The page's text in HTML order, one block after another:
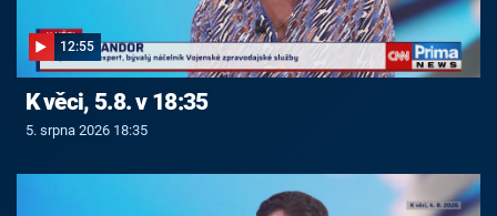
12:55
K věci, 5.8. v 18:35
5. srpna 2026 18:35